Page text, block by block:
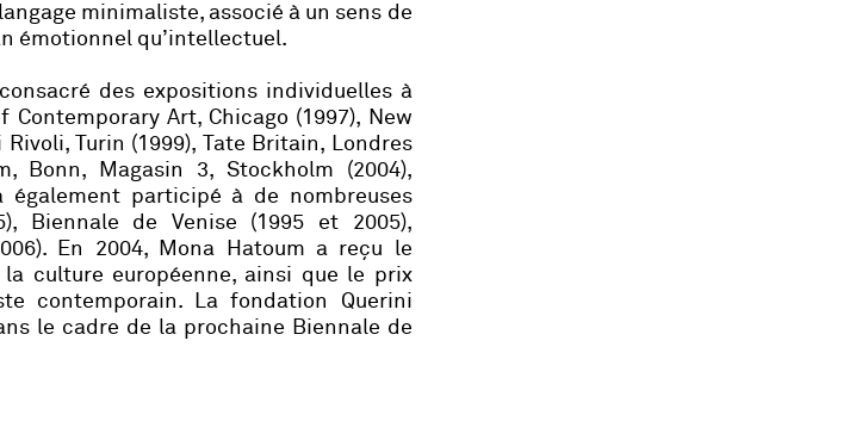
minimaliste, associé à un sens de
émotionnel qu’intellectuel.
des expositions individuelles à
Contemporary Art, Chicago (1997), New
Turin (1999), Tate Britain, Londres
Bonn, Magasin 3, Stockholm (2004),
également participé à de nombreuses
Biennale de Venise (1995 et 2005),
En 2004, Mona Hatoum a reçu le
culture européenne, ainsi que le prix
contemporain. La fondation Querini
le cadre de la prochaine Biennale de